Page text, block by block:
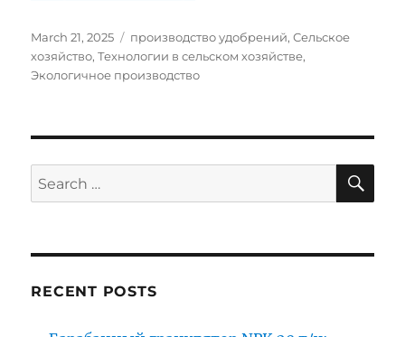
Posted
on
March 21, 2025 Categories
производство удобрений,Сельское
хозяйство,Технологии в сельском хозяйстве,
Экологичное производство
Search
for:
RECENT POSTS